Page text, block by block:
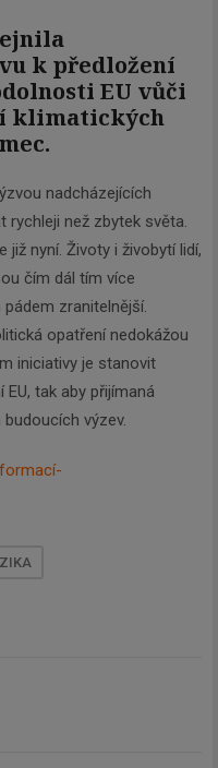
k předložení
EU vůči
klimatických
nadcházejících
rychleji než zbytek světa.
nyní. Životy i živobytí lidí,
čím dál tím více
zranitelnější.
opatření nedokážou
iniciativy je stanovit
tak aby přijímaná
výzev.